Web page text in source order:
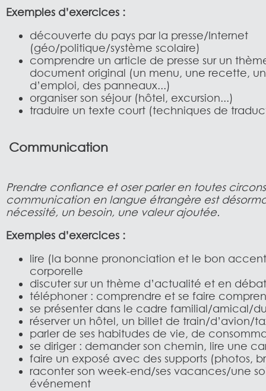
Exemples d’exercices :
découverte du pays par la presse/Internet
(géo/politique/système scolaire)
comprendre un article de presse sur un
document original (un menu, une recette,
d’emploi, des panneaux...)
organiser son séjour (hôtel, excursion...)
traduire un texte court (techniques de
Communication
Prendre confiance et oser parler en toutes
communication en langue étrangère est
nécessité, un besoin, une valeur ajoutée.
Exemples d’exercices :
lire (la bonne prononciation et le bon
corporelle
discuter sur un thème d’actualité et en
téléphoner : comprendre et se faire
se présenter dans le cadre familial/amical/
réserver un hôtel, un billet de train/d’avion/
parler de ses habitudes de vie, de
se diriger : demander son chemin, lire une
faire un exposé avec des supports (photos,
raconter son week-end/ses vacances/une
événement